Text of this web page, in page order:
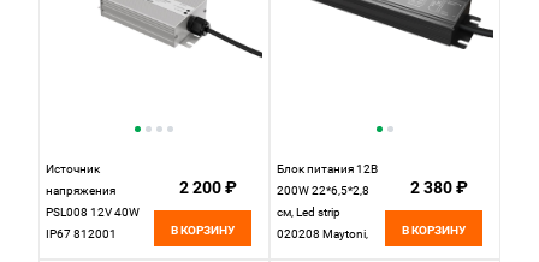
Источник
напряжения
PSL008 12V 40W
IP67 812001
2 200 ₽
В КОРЗИНУ
Блок питания 12В
200W 22*6,5*2,8
см, Led strip
020208 Maytoni,
2 380 ₽
В КОРЗИНУ